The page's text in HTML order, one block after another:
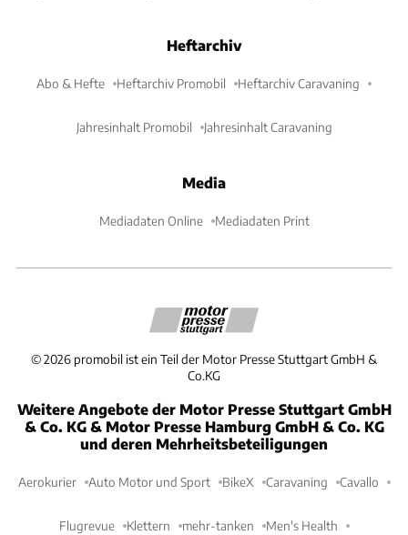
Heftarchiv
Abo & Hefte Heftarchiv Promobil Heftarchiv Caravaning
Jahresinhalt Promobil Jahresinhalt Caravaning
Media
Mediadaten Online Mediadaten Print
©2026 promobil ist ein Teil der Motor Presse Stuttgart GmbH &
Co.KG
Weitere Angebote der Motor Presse Stuttgart GmbH
& Co. KG & Motor Presse Hamburg GmbH & Co. KG
und deren Mehrheitsbeteiligungen
Aerokurier Auto Motor und Sport BikeX Caravaning Cavallo
Flugrevue Klettern mehr-tanken Men's Health